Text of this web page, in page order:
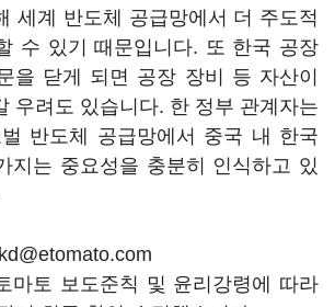
세계 반도체 공급망에서 더 주도적
수 있기 때문입니다. 또 한국 공장
을 닫게 되면 공장 장비 등 자산이
우려도 있습니다. 한 정부 관계자는
반도체 공급망에서 중국 내 한국
지는 중요성을 충분히 인식하고 있
마토 보도준칙 및 윤리강령에 따라